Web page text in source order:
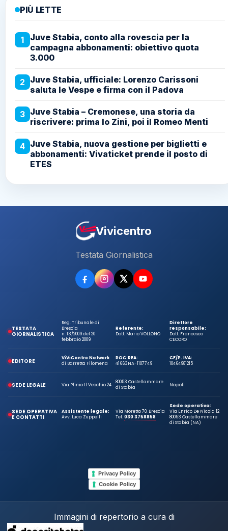
PIÙ LETTE
1
Juve Stabia, conto alla rovescia per la
campagna abbonamenti: obiettivo quota
3.000
2 Juve Stabia, ufficiale: Lorenzo Carissoni
saluta le Vespe e firma con il Padova
3 Juve Stabia – Cremonese, una storia da
riscrivere: prima lo Zini, poi il Romeo Menti
4 Juve Stabia, nuova gestione per biglietti e
abbonamenti: Vivaticket prende il posto di
ETES
Vivicentro
Testata Giornalistica
TESTATA
GIORNALISTICA
Reg. Tribunale di
Brescia
n. 13/2009 del 20
febbraio 2009
Referente:
Dott. Mario VOLLONO
Direttore
responsabile:
Dott. Francesco
CECORO
EDITORE
ViViCentro Network
di Barretta Filomena
ROC:
41663
REA:
NA-1107749
CF/P. IVA:
10464981215
SEDE LEGALE Via Plinio Il Vecchio 24
80053 Castellammare
di Stabia
Napoli
SEDE OPERATIVA
E CONTATTI
Assistente legale:
Avv. Luca Zuppelli
Via Moretto 70, Brescia
Tel.030 3758858
Sede operativa:
Via Enrico De Nicola 12
80053 Castellammare
di Stabia (NA)
Privacy Policy
Cookie Policy
Immagini di repertorio a cura di